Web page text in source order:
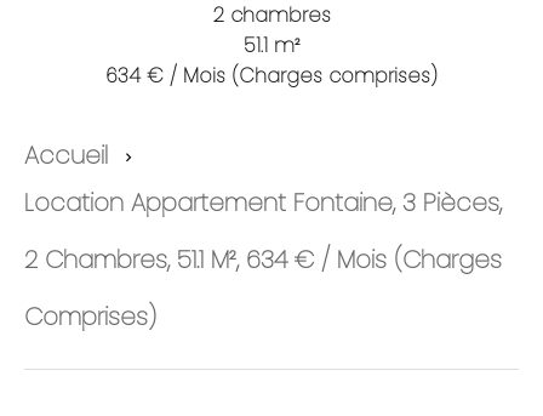
2 chambres
51.1 m²
634 € / Mois (Charges comprises)
Accueil
Location Appartement Fontaine, 3 Pièces,
2 Chambres, 51.1 M², 634 € / Mois (Charges
Comprises)